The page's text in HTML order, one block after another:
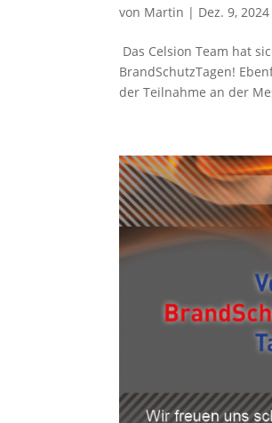
von Martin | Dez. 9, 2024
Das Celsion Team hat
BrandSchutzTagen!
der Teilnahme an der